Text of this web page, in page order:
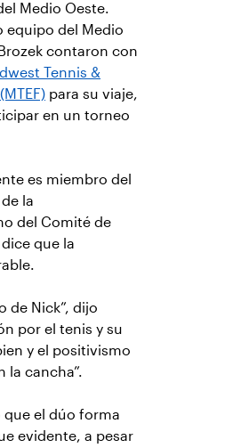
Medio Oeste.
equipo del Medio
contaron con
Tennis &
para su viaje,
en un torneo
es miembro del
la
del Comité de
que la
de Nick”, dijo
por el tenis y su
y el positivismo
la cancha”.
que el dúo forma
evidente, a pesar